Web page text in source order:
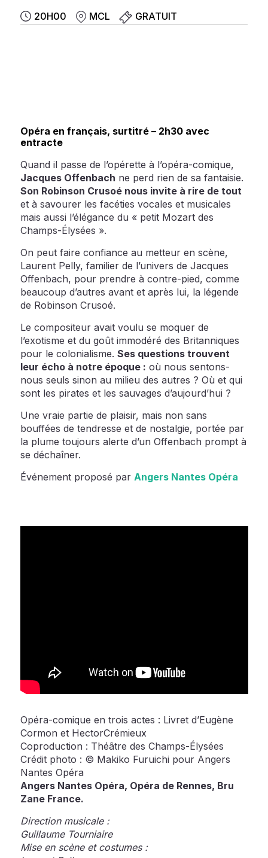
20H00 MCL GRATUIT
Opéra en français, surtitré – 2h30 avec
entracte
Quand il passe de l’opérette à l’opéra-comique,
Jacques Offenbach ne perd rien de sa fantaisie.
Son Robinson Crusoé nous invite à rire de tout
et à savourer les facéties vocales et musicales
mais aussi l’élégance du « petit Mozart des
Champs-Élysées ».
On peut faire confiance au metteur en scène,
Laurent Pelly, familier de l’univers de Jacques
Offenbach, pour prendre à contre-pied, comme
beaucoup d’autres avant et après lui, la légende
de Robinson Crusoé.
Le compositeur avait voulu se moquer de
l’exotisme et du goût immodéré des Britanniques
pour le colonialisme. Ses questions trouvent
leur écho à notre époque : où nous sentons-
nous seuls sinon au milieu des autres ? Où et qui
sont les pirates et les sauvages d’aujourd’hui ?
Une vraie partie de plaisir, mais non sans
bouffées de tendresse et de nostalgie, portée par
la plume toujours alerte d’un Offenbach prompt à
se déchaîner.
Événement proposé par Angers Nantes Opéra
Opéra-comique en trois actes : Livret d’Eugène
Cormon et HectorCrémieux
Coproduction : Théâtre des Champs-Élysées
Crédit photo : © Makiko Furuichi pour Angers
Nantes Opéra
Angers Nantes Opéra, Opéra de Rennes, Bru
Zane France.
Direction musicale :
Guillaume Tourniaire
Mise en scène et costumes :